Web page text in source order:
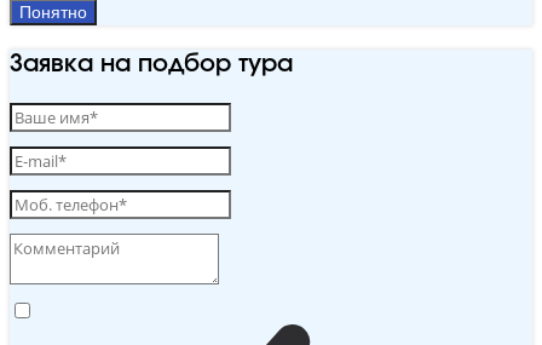
Понятно
Заявка на подбор тура